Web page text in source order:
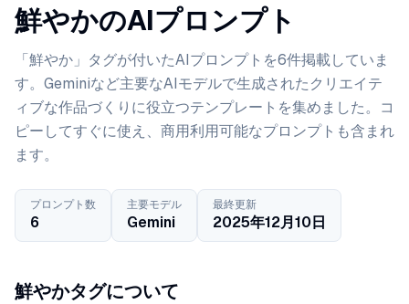
鮮やかのAIプロンプト
「鮮やか」タグが付いたAIプロンプトを6件掲載していま
す。Geminiなど主要なAIモデルで生成されたクリエイテ
ィブな作品づくりに役立つテンプレートを集めました。コ
ピーしてすぐに使え、商用利用可能なプロンプトも含まれ
ます。
プロンプト数
6
主要モデル
Gemini
最終更新
2025年12月10日
鮮やかタグについて